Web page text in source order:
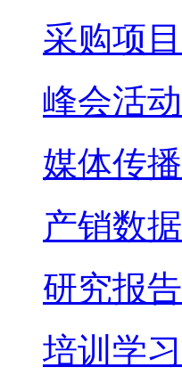
采购项目
峰会活动
媒体传播
产销数据
研究报告
培训学习